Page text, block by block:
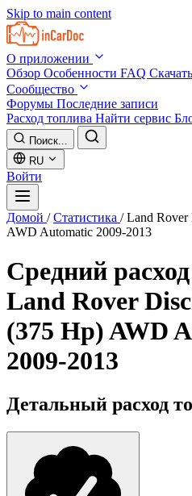
Skip to main content
О приложении
Обзор Особенности FAQ Скачать
Сообщество
Форумы Последние записи
Расход топлива Найти сервис
Поиск...
RU
Войти
Домой / Статистика / Land
AWD Automatic 2009-2013
Средний
Land Rover
(375 Hp) AWD
2009-2013
Детальный расход